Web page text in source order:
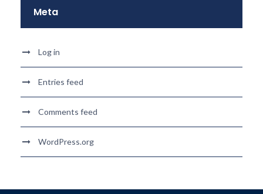
Meta
Log in
Entries feed
Comments feed
WordPress.org